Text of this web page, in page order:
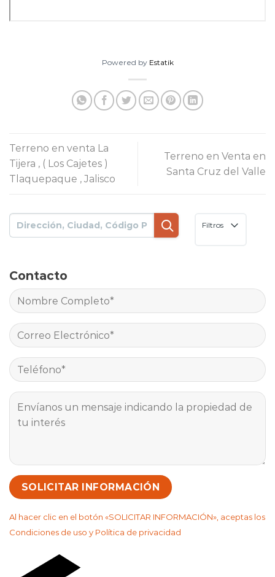
Powered by Estatik
Terreno en venta La
Tijera , ( Los Cajetes )
Tlaquepaque , Jalisco
Terreno en Venta en
Santa Cruz del Valle
Filtros
Contacto
Al hacer clic en el botón «SOLICITAR INFORMACIÓN», aceptas los
Condiciones de uso y Política de privacidad